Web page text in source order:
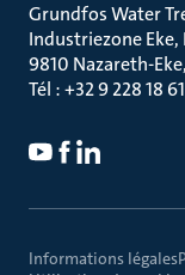
Grundfos Water
Industriezone Eke,
9810 Nazareth-Eke
Tél : +32 9 228 18 61
Informations légales